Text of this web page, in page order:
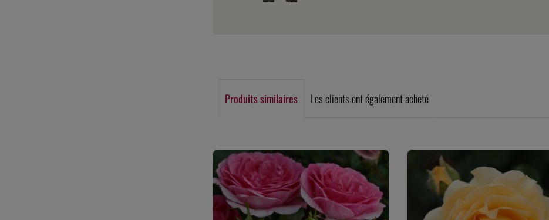
Produits similaires Les clients ont également acheté